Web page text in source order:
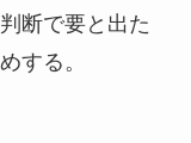
断で要と出た
する。